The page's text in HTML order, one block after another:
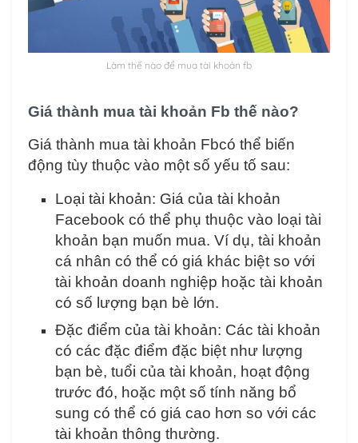
Làm thế nào để mua tài khoản fb
Giá thành mua tài khoản Fb thế nào?
Giá thành mua tài khoản Fbcó thể biến
động tùy thuộc vào một số yếu tố sau:
Loại tài khoản: Giá của tài khoản
Facebook có thể phụ thuộc vào loại tài
khoản bạn muốn mua. Ví dụ, tài khoản
cá nhân có thể có giá khác biệt so với
tài khoản doanh nghiệp hoặc tài khoản
có số lượng bạn bè lớn.
Đặc điểm của tài khoản: Các tài khoản
có các đặc điểm đặc biệt như lượng
bạn bè, tuổi của tài khoản, hoạt động
trước đó, hoặc một số tính năng bổ
sung có thể có giá cao hơn so với các
tài khoản thông thường.